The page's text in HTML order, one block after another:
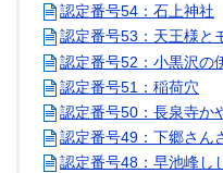
認定番号54：石上神社
認定番号53：天王様と
認定番号52：小黒沢の
認定番号51：稲荷穴
認定番号50：長泉寺か
認定番号49：下郷さん
認定番号48：早池峰し